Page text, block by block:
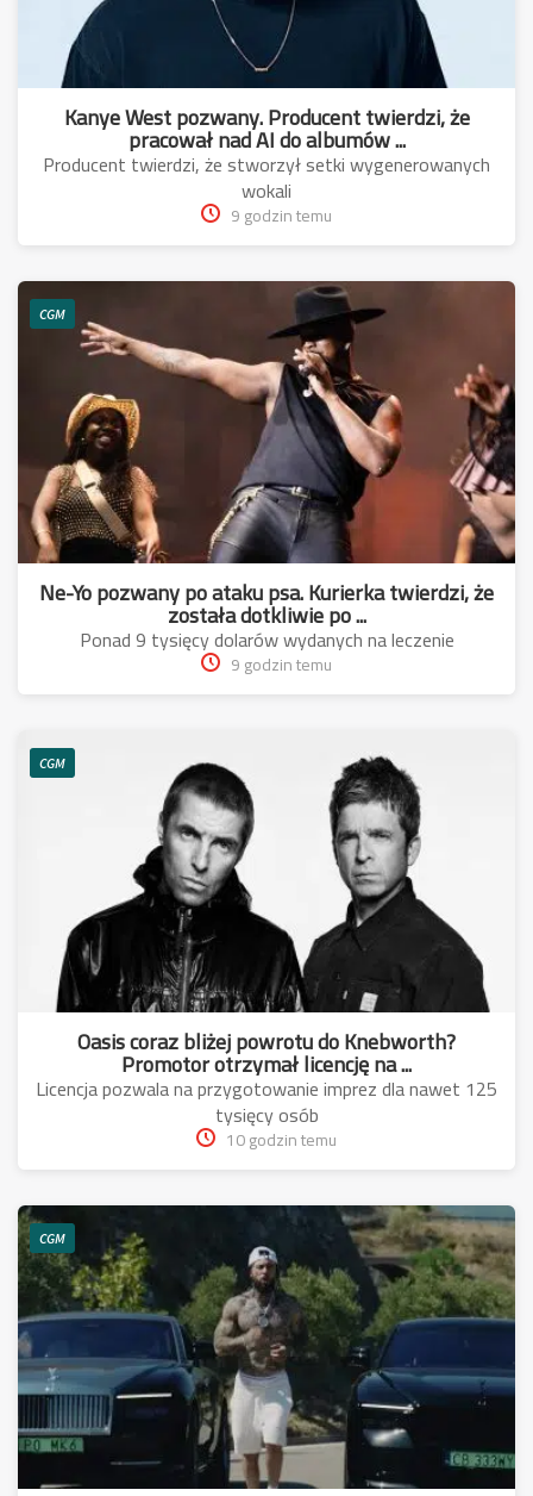
Kanye West pozwany. Producent twierdzi, że
pracował nad AI do albumów ...
Producent twierdzi, że stworzył setki wygenerowanych
wokali
9 godzin temu
CGM
Ne-Yo pozwany po ataku psa. Kurierka twierdzi, że
została dotkliwie po ...
Ponad 9 tysięcy dolarów wydanych na leczenie
9 godzin temu
CGM
Oasis coraz bliżej powrotu do Knebworth?
Promotor otrzymał licencję na ...
Licencja pozwala na przygotowanie imprez dla nawet 125
tysięcy osób
10 godzin temu
CGM